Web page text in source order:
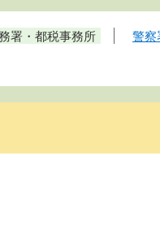
署・都税事務所 警察